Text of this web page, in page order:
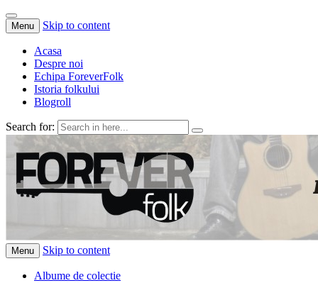
Menu Skip to content
Acasa
Despre noi
Echipa ForeverFolk
Istoria folkului
Blogroll
Search for:
ForeverFolk
Muzica sufletului tau
Menu Skip to content
Albume de colectie